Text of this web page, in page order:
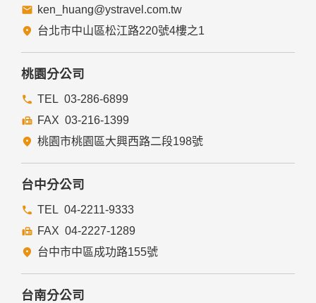
ken_huang@ystravel.com.tw
台北市中山區松江路220號4樓之1
桃園分公司
03-286-6899
03-216-1399
桃園市桃園區大興西路二段198號
台中分公司
04-2211-9333
04-2227-1289
台中市中區成功路155號
台南分公司